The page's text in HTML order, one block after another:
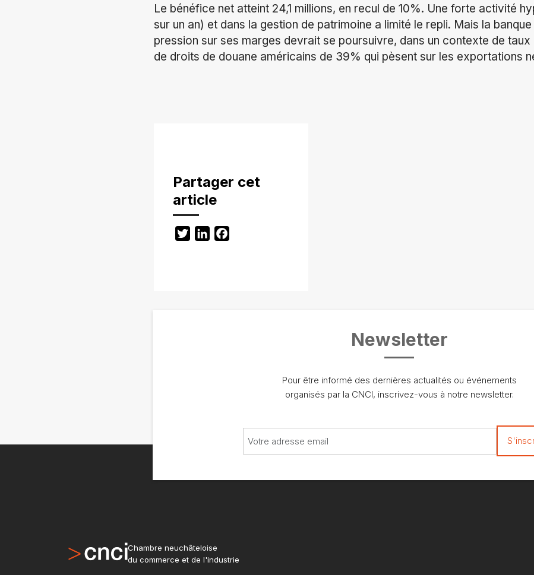
Le bénéfice net atteint 24,1 millions, en recul de 10%. Une forte activité
sur un an) et dans la gestion de patrimoine a limité le repli. Mais la
pression sur ses marges devrait se poursuivre, dans un contexte de taux
de droits de douane américains de 39% qui pèsent sur les exportations
Partager cet
article
TwitterLinkedIn
Newsletter
Pour être informé des dernières actualités ou événements
organisés par la CNCI, inscrivez-vous à notre newsletter.
Chambre neuchâteloise
du commerce et de l'industrie